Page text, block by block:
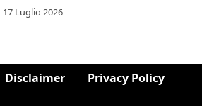
17 Luglio 2026
Disclaimer Privacy Policy